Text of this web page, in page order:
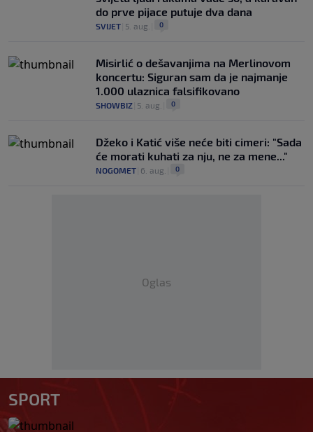
do prve pijace putuje dva dana
SVIJET 5. aug. 0
Misirlić o dešavanjima na Merlinovom
koncertu: Siguran sam da je najmanje
1.000 ulaznica falsifikovano
SHOWBIZ 5. aug. 0
Džeko i Katić više neće biti cimeri: "Sada
će morati kuhati za nju, ne za mene..."
NOGOMET 6. aug. 0
Oglas
SPORT